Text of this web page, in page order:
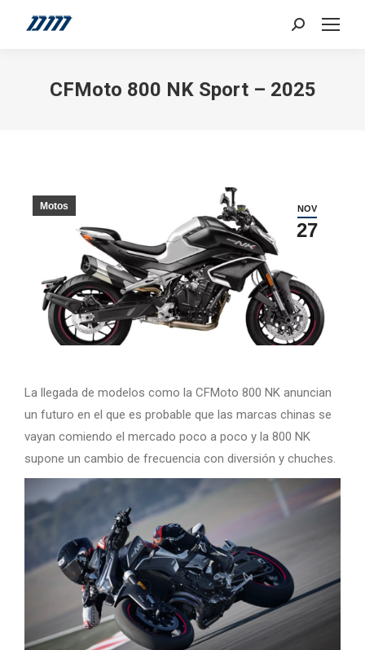
Search:
CFMoto 800 NK Sport – 2025
NOV
27
Motos
La llegada de modelos como la CFMoto 800 NK anuncian
un futuro en el que es probable que las marcas chinas se
vayan comiendo el mercado poco a poco y la 800 NK
supone un cambio de frecuencia con diversión y chuches.